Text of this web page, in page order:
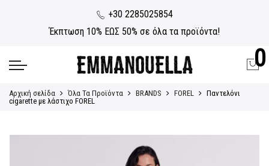
+30 2285025854
Έκπτωση 10% ΕΩΣ 50% σε όλα τα προϊόντα!
0
Αρχική σελίδα Όλα Τα Προϊόντα BRANDS FOREL
Παντελόνι
cigarette με λάστιχο FOREL